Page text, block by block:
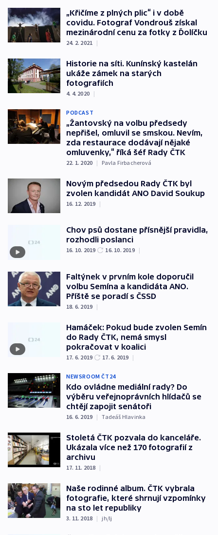
„Křičíme z plných plic“ i v době
covidu. Fotograf Vondrouš získal
mezinárodní cenu za fotky z Ďolíčku
24. 2. 2021 |
Historie na síti. Kunínský kastelán
ukáže zámek na starých
fotografiích
4. 4. 2020 |
PODCAST
„Žantovský na volbu předsedy
nepřišel, omluvil se smskou. Nevím,
zda restaurace dodávají nějaké
omluvenky,“ říká šéf Rady ČTK
22. 1. 2020 | Pavla Firbacherová
Novým předsedou Rady ČTK byl
zvolen kandidát ANO David Soukup
16. 12. 2019 |
Chov psů dostane přísnější pravidla,
rozhodli poslanci
16. 10. 2019 16. 10. 2019 |
Faltýnek v prvním kole doporučil
volbu Semína a kandidáta ANO.
Příště se poradí s ČSSD
18. 6. 2019 |
Hamáček: Pokud bude zvolen Semín
do Rady ČTK, nemá smysl
pokračovat v koalici
17. 6. 2019 17. 6. 2019 |
NEWSROOM ČT24
Kdo ovládne mediální rady? Do
výběru veřejnoprávních hlídačů se
chtějí zapojit senátoři
16. 6. 2019 | Tadeáš Hlavinka
Stoletá ČTK pozvala do kanceláře.
Ukázala více než 170 fotografií z
archivu
17. 11. 2018 |
Naše rodinné album. ČTK vybrala
fotografie, které shrnují vzpomínky
na sto let republiky
3. 11. 2018 | jh/lj